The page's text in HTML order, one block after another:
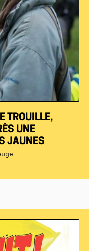
TROUILLE,
UNE
JAUNES